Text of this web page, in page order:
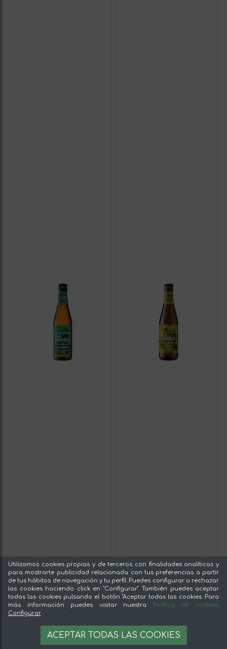
Utilizamos cookies propias y de terceros con finalidades analíticas y
para mostrarte publicidad relacionada con tus preferencias a partir
de tus hábitos de navegación y tu perfil. Puedes configurar o rechazar
las cookies haciendo click en "Configurar". También puedes aceptar
todas las cookies pulsando el botón "Aceptar todas las cookies. Para
más información puedes visitar nuestra
Política de cookies.
Configurar
ACEPTAR TODAS LAS COOKIES